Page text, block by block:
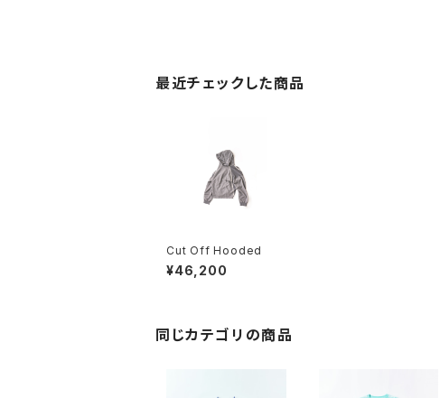
最近チェックした商品
Cut Off Hooded
¥46,200
同じカテゴリの商品